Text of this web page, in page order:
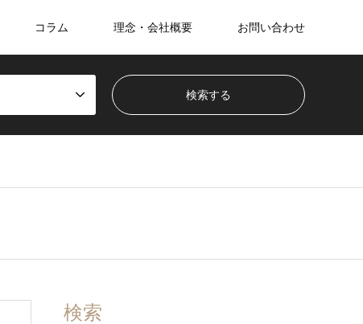
コラム 理念・会社概要 お問い合わせ
検索